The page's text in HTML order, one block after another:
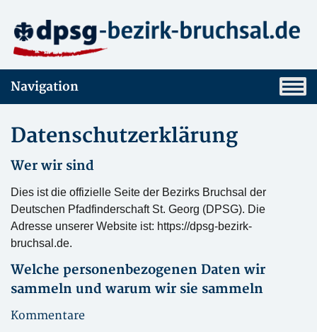
Navigation
Datenschutzerklärung
Wer wir sind
Dies ist die offizielle Seite der Bezirks Bruchsal der
Deutschen Pfadfinderschaft St. Georg (DPSG). Die
Adresse unserer Website ist: https://dpsg-bezirk-
bruchsal.de.
Welche personenbezogenen Daten wir
sammeln und warum wir sie sammeln
Kommentare